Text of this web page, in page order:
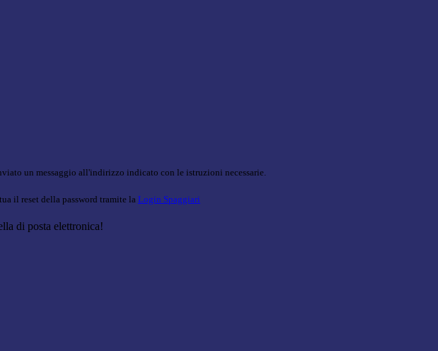
un messaggio all'indirizzo indicato con le istruzioni necessarie.
il reset della password tramite la Login Spaggiari
di posta elettronica!